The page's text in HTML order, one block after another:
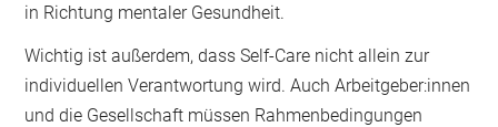
in Richtung mentaler Gesundheit.
Wichtig ist außerdem, dass Self-Care nicht allein zur
individuellen Verantwortung wird. Auch Arbeitgeber:innen
und die Gesellschaft müssen Rahmenbedingungen